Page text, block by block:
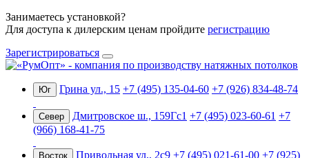
Занимаетесь установкой?
Для доступа к дилерским ценам пройдите регистрацию
Зарегистрироваться
Юг Грина ул., 15 +7 (495) 135-04-60 +7 (926) 834-48-74
Север Дмитровское ш., 159Гс1 +7 (495) 023-60-61 +7
(966) 168-41-75
Восток Привольная ул., 2с9 +7 (495) 021-61-00 +7 (925)